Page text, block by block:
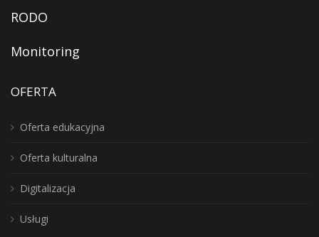
RODO
Monitoring
OFERTA
Oferta edukacyjna
Oferta kulturalna
Digitalizacja
Usługi